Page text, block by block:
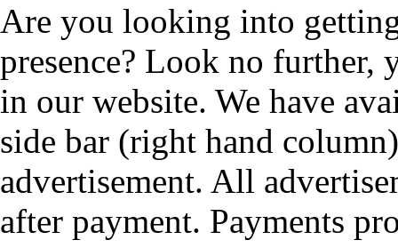
Are you looking into
presence? Look no further,
in our website. We have
side bar (right hand
advertisement. All
after payment. Payments